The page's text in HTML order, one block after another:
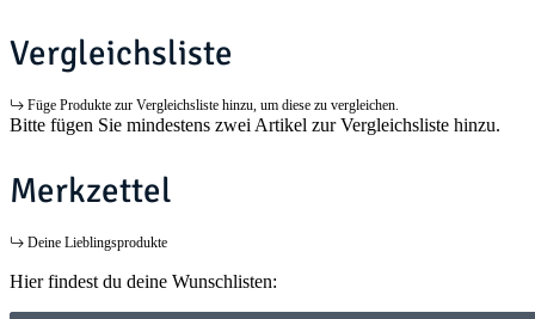
Vergleichsliste
Füge Produkte zur Vergleichsliste hinzu, um diese zu vergleichen.
Bitte fügen Sie mindestens zwei Artikel zur Vergleichsliste hinzu.
Merkzettel
Deine Lieblingsprodukte
Hier findest du deine Wunschlisten: